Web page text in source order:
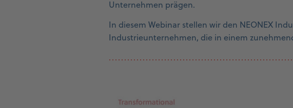
Unternehmen prägen.
In diesem Webinar stellen wir den NEONEX
Industrieunternehmen, die in einem